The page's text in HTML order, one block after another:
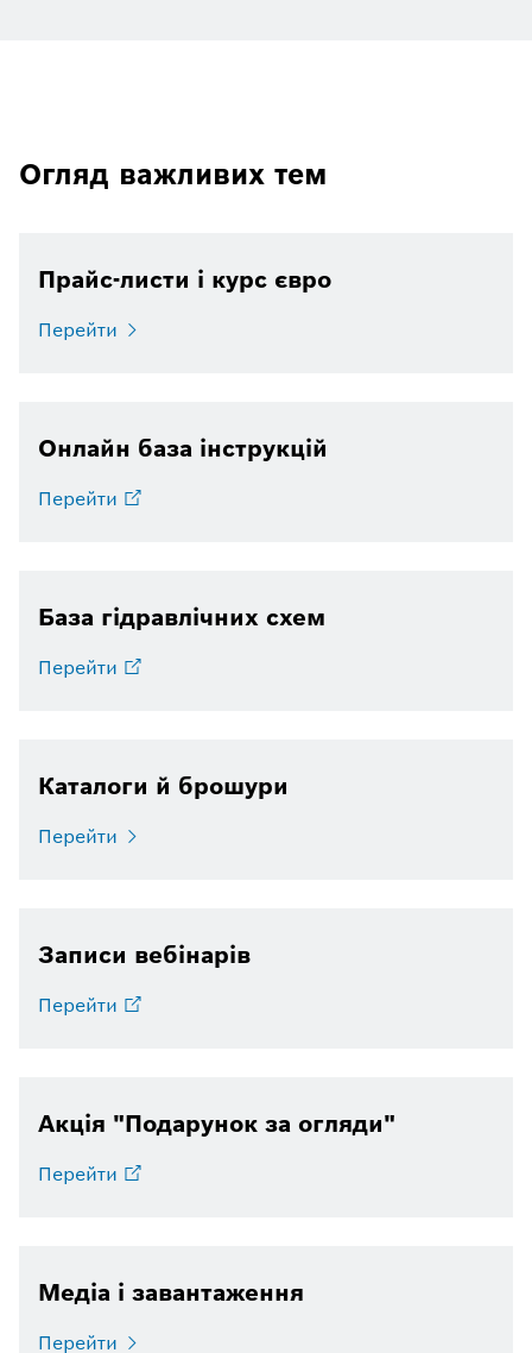
Огляд важливих тем
Прайс-листи і курс євро
Перейти
Онлайн база інструкцій
Перейти
База гідравлічних схем
Перейти
Каталоги й брошури
Перейти
Записи вебінарів
Перейти
Акція "Подарунок за огляди"
Перейти
Медіа і завантаження
Перейти